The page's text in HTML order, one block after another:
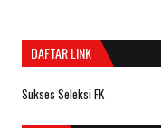
DAFTAR LINK
Sukses Seleksi FK